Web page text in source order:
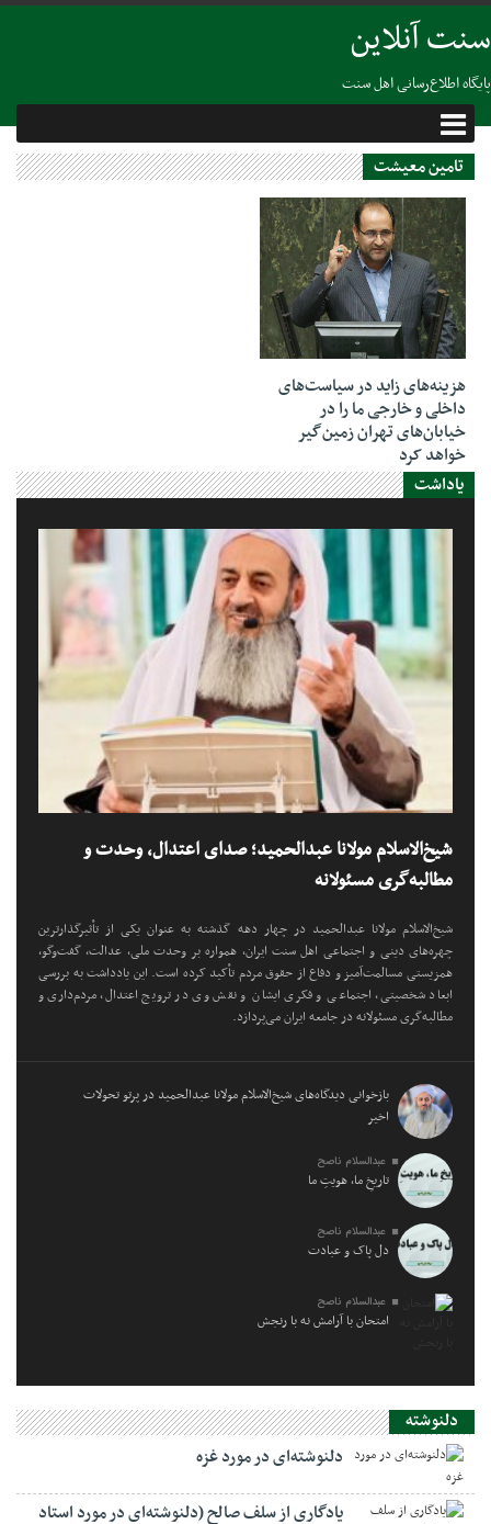
سنت آنلاین
پایگاه اطلاع‌رسانی اهل سنت
تامین معیشت
07 ژانویه 2019
هزینه‌های زاید در سیاست‌های
داخلی و خارجی ما را در
خیابان‌های تهران زمین‌گیر
خواهد کرد
یاداشت
شیخ‌الاسلام مولانا عبدالحمید؛ صدای اعتدال، وحدت و
مطالبه‌گری مسئولانه
شیخ‌الاسلام مولانا عبدالحمید در چهار دهه گذشته به عنوان یکی از تأثیرگذارترین
چهره‌های دینی و اجتماعی اهل سنت ایران، همواره بر وحدت ملی، عدالت، گفت‌وگو،
همزیستی مسالمت‌آمیز و دفاع از حقوق مردم تأکید کرده است. این یادداشت به بررسی
ابعاد شخصیتی، اجتماعی و فکری ایشان و نقش وی در ترویج اعتدال، مردم‌داری و
مطالبه‌گری مسئولانه در جامعه ایران می‌پردازد.
بازخوانی دیدگاه‌های شیخ‌الاسلام مولانا عبدالحمید در پرتو تحولات
اخیر
عبدالسلام ناصح
تاریخِ ما، هویتِ ما
عبدالسلام ناصح
دل پاک و عبادت
عبدالسلام ناصح
امتحان با آرامش نه با رنجش
دلنوشته
دلنوشته‌ای در مورد غزه
یادگاری از سلف صالح (دلنوشته‌ای در مورد استاد